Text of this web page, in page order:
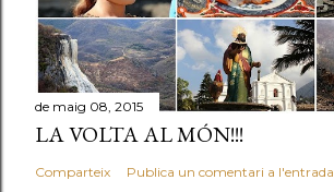
de maig 08, 2015
LA VOLTA AL MÓN!!!
Comparteix Publica un comentari a l'entrada